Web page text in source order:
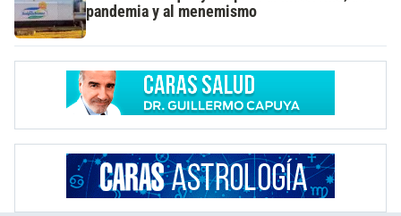
pandemia y al menemismo